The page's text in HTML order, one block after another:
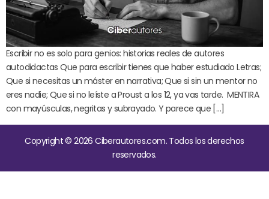
Escribir no es solo para genios: historias reales de autores
autodidactas Que para escribir tienes que haber estudiado Letras;
Que si necesitas un máster en narrativa; Que si sin un mentor no
eres nadie; Que si no leíste a Proust a los 12, ya vas tarde. MENTIRA
con mayúsculas, negritas y subrayado. Y parece que […]
Copyright © 2026 Ciberautores.com. Todos los derechos
reservados.